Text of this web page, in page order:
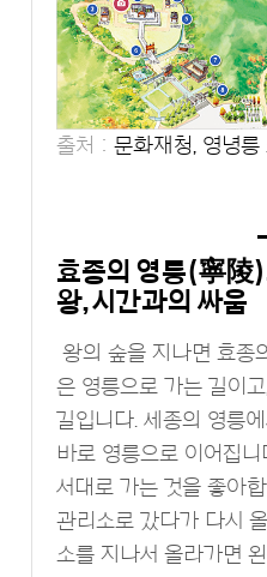
출처 :문화재청, 영녕릉
효종의 영릉(寧陵)
왕, 시간과의 싸움
왕의 숲을 지나면 효종
은 영릉으로 가는 길이
길입니다. 세종의 영릉
바로 영릉으로 이어집
서대로 가는 것을 좋아
관리소로 갔다가 다시
소를 지나서 올라가면